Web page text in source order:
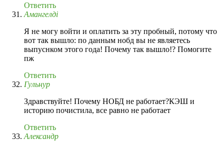
Ответить
Амангелді
Я не могу войти и оплатить за эту пробный, потому что
вот так вышло: по данным нобд вы не являетесь
выпуснком этого года! Почему так вышло!? Помогите
пж
Ответить
Гульнур
Здравствуйте! Почему НОБД не работает?КЭШ и
историю почистила, все равно не работает
Ответить
Александр